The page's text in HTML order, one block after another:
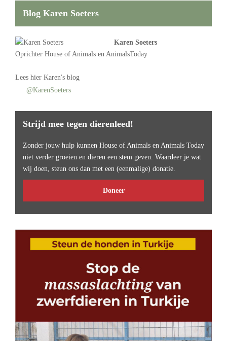
Blog Karen Soeters
Karen Soeters
Oprichter House of Animals en AnimalsToday
Lees hier Karen's blog
@KarenSoeters
Strijd mee tegen dierenleed!
Zonder jouw hulp kunnen House of Animals en Animals Today
niet verder groeien en dieren een stem geven. Waardeer je wat
wij doen, steun ons dan met een (eenmalige) donatie.
Doneer